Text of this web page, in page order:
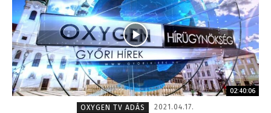
02:40:06
OXYGEN TV ADÁS
2021.04.17.